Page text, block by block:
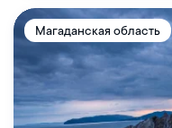
Магаданская область